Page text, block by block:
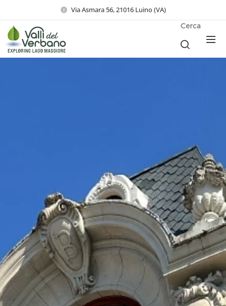
Via Asmara 56, 21016 Luino (VA)
Cerca